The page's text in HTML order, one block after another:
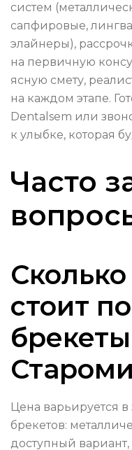
систем
сапфировые,
элайнеры),
на первичную
ясную смету,
на каждом этапе.
Dentalsem или
к улыбке, которая
Часто
стоит
Цена варьируется
брекетов:
доступный